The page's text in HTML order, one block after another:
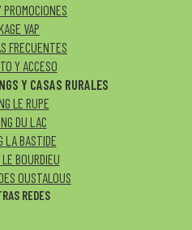
VAP
FRECUENTES
Y ACCESO
Y CASAS RURALES
LE RUPE
DU LAC
LA BASTIDE
BOURDIEU
OUSTALOUS
REDES